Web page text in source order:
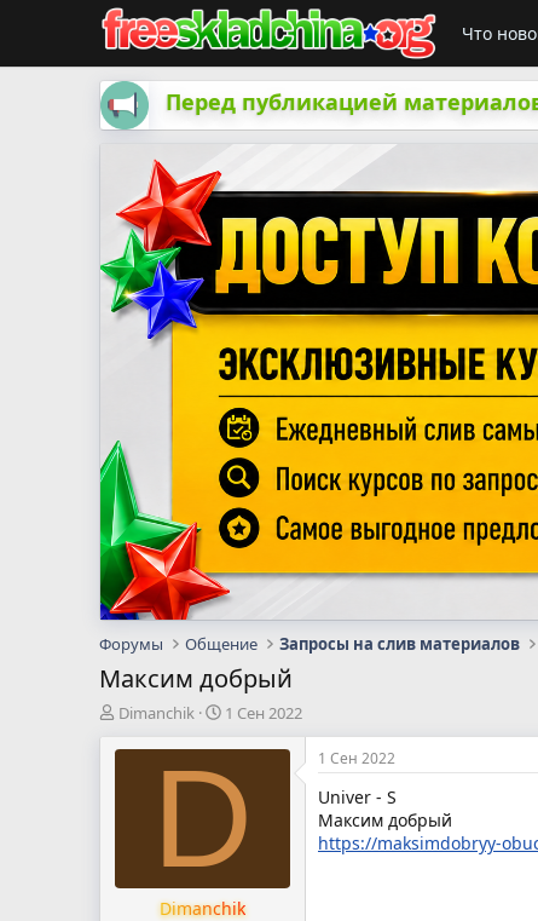
Что
Перед публикацией
Форумы Общение Запросы на слив материалов
Максим добрый
А
т
ы
Dimanchik
Д
т
а
н
ч
а
л
а
1 Сен 2022
D
Dimanchik
1 Сен 2022
Univer - S
Максим добрый
https://maksimdobryy-